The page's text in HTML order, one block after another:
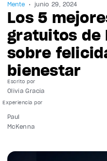
Mente junio 29, 2024
Los 5
gratuitos de
sobre
bienestar
Escrito por
Olivia Gracia
Paul
McKenna